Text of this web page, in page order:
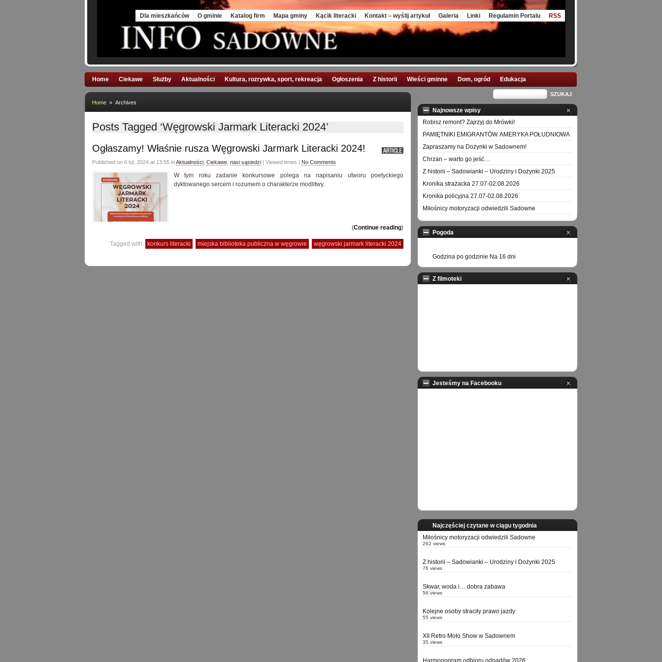
Dla mieszkańców O gminie Katalog firm Mapa gminy Kącik literacki Kontakt – wyślij artykuł Galeria Linki Regulamin Portalu RSS
Home Ciekawe Służby Aktualności Kultura, rozrywka, sport, rekreacja Ogłoszenia Z historii Wieści gminne Dom, ogród Edukacja
Home » Archives
Posts Tagged ‘Węgrowski Jarmark Literacki 2024’
Ogłaszamy! Właśnie rusza Węgrowski Jarmark Literacki 2024!
Published on 6 lut, 2024 at 13:55 inAktualności Ciekawe nasi sąsiedzi | Viewed times | No Comments
W tym roku zadanie konkursowe polega na napisaniu utworu poetyckiego
dyktowanego sercem i rozumem o charakterze modlitwy.
(Continue reading)
Tagged with: konkurs literacki miejska biblioteka publiczna w węgrowie węgrowski jarmark literacki 2024
Najnowsze wpisy
Robisz remont? Zajrzyj do Mrówki!
PAMIĘTNIKI EMIGRANTÓW. AMERYKA POŁUDNIOWA
Zapraszamy na Dożynki w Sadownem!
Chrzan – warto go jeść…
Z historii – Sadowianki – Urodziny i Dożynki 2025
Kronika strażacka 27.07-02.08.2026
Kronika policyjna 27.07-02.08.2026
Miłośnicy motoryzacji odwiedzili Sadowne
Pogoda
Godzina po godzinie Na 16 dni
Z filmoteki
Jesteśmy na Facebooku
Najczęściej czytane w ciągu tygodnia
Miłośnicy motoryzacji odwiedzili Sadowne
262 views
Z historii – Sadowianki – Urodziny i Dożynki 2025
76 views
Skwar, woda i… dobra zabawa
56 views
Kolejne osoby straciły prawo jazdy
55 views
XII Retro Moto Show w Sadownem
35 views
Harmonogram odbioru odpadów 2026